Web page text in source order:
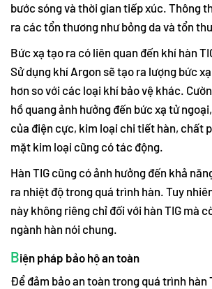
bước sóng và thời gian tiếp xúc. Thông
ra các tổn thương như bỏng da và tổn
Bức xạ tạo ra có liên quan đến khí hàn
Sử dụng khí Argon sẽ tạo ra lượng bức
hơn so với các loại khí bảo vệ khác.
hồ quang ảnh hưởng đến bức xạ tử
của điện cực, kim loại chi tiết hàn, chất
mặt kim loại cũng có tác động.
Hàn TIG cũng có ảnh hưởng đến khả
ra nhiệt độ trong quá trình hàn. Tuy
này không riêng chỉ đối với hàn TIG mà
ngành hàn nói chung.
Biện pháp bảo hộ an toàn
Để đảm bảo an toàn trong quá trình hàn